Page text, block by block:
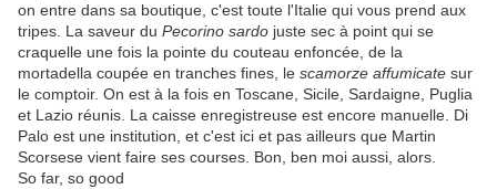
on entre dans sa boutique, c'est toute l'Italie qui vous prend aux
tripes. La saveur du Pecorino sardo juste sec à point qui se
craquelle une fois la pointe du couteau enfoncée, de la
mortadella coupée en tranches fines, le scamorze affumicate sur
le comptoir. On est à la fois en Toscane, Sicile, Sardaigne, Puglia
et Lazio réunis. La caisse enregistreuse est encore manuelle. Di
Palo est une institution, et c'est ici et pas ailleurs que Martin
Scorsese vient faire ses courses. Bon, ben moi aussi, alors.
So far, so good